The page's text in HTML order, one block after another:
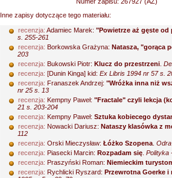
Inne zapisy dotyczące tego materiału:
recenzja: Adamiec Marek: "Powietrze aż gęste od
s. 255-261
recenzja: Borkowska Grażyna: Natasza, "gorąca
203
recenzja: Bukowski Piotr: Klucz do przestrzeni
recenzja: [Dunin Kinga] kid: Ex Libris 1994 nr 57 s.
recenzja: Franaszek Andrzej: "Wróżka inna niż
nr 25 s. 13
recenzja: Kempny Paweł: "Fractale" czyli lekcja
21 s. 203-204
recenzja: Kempny Paweł: Sztuka kobiecego
recenzja: Nowacki Dariusz: Nataszy klasówka z
112
recenzja: Orski Mieczysław: Łóżko Szopena
recenzja: Piasecki Marcin: Rozpadam się Polityka
recenzja: Praszyński Roman: Niemieckim
recenzja: Rychlicki Ryszard: Przewrotna Goerke i